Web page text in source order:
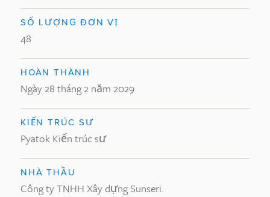
SỐ LƯỢNG ĐƠN VỊ
48
HOÀN THÀNH
Ngày 28 tháng 2 năm 2029
KIẾN TRÚC SƯ
Pyatok Kiến trúc sư
NHÀ THẦU
Công ty TNHH Xây dựng Sunseri.